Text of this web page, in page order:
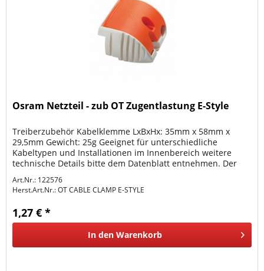
Osram Netzteil - zub OT Zugentlastung E-Style
Treiberzubehör Kabelklemme LxBxHx: 35mm x 58mm x
29,5mm Gewicht: 25g Geeignet für unterschiedliche
Kabeltypen und Installationen im Innenbereich weitere
technische Details bitte dem Datenblatt entnehmen. Der
Art.Nr.: 122576
Herst.Art.Nr.:OT CABLE CLAMP E-STYLE
1,27 € *
In den Warenkorb